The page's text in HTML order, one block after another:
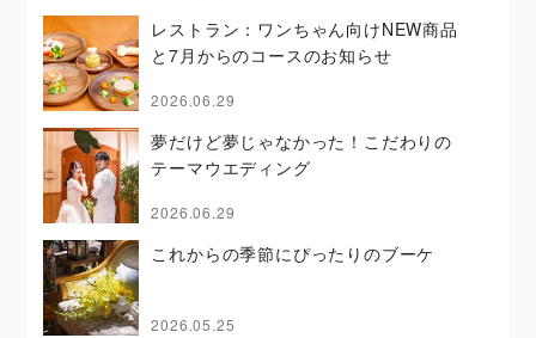
レストラン：ワンちゃん向けNEW商品
と7月からのコースのお知らせ
2026.06.29
夢だけど夢じゃなかった！こだわりの
テーマウエディング
2026.06.29
これからの季節にぴったりのブーケ
2026.05.25